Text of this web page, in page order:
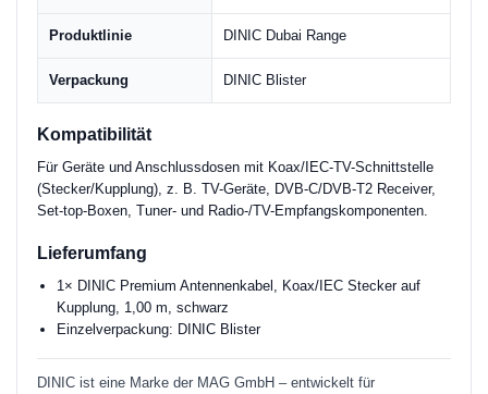
Produktlinie DINIC Dubai Range
Verpackung DINIC Blister
Kompatibilität
Für Geräte und Anschlussdosen mit Koax/IEC-TV-Schnittstelle
(Stecker/Kupplung), z. B. TV-Geräte, DVB-C/DVB-T2 Receiver,
Set-top-Boxen, Tuner- und Radio-/TV-Empfangskomponenten.
Lieferumfang
1× DINIC Premium Antennenkabel, Koax/IEC Stecker auf
Kupplung, 1,00 m, schwarz
Einzelverpackung: DINIC Blister
DINIC ist eine Marke der MAG GmbH – entwickelt für